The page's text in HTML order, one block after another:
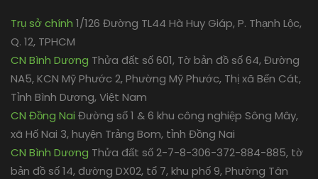
Trụ sở chính 1/126 Đường TL44 Hà Huy Giáp, P. Thạnh Lộc,
Q. 12, TPHCM
CN Bình Dương Thửa đất số 601, Tờ bản đồ số 64, Đường
NA5, KCN Mỹ Phước 2, Phường Mỹ Phước, Thị xã Bến Cát,
Tỉnh Bình Dương, Việt Nam
CN Đồng Nai Đường số 1 & 6 khu công nghiệp Sông Mây,
xã Hố Nai 3, huyện Trảng Bom, tỉnh Đồng Nai
CN Bình Dương Thửa đất số 2-7-8-306-372-884-885, tờ
bản đồ số 14, đường DX02, tổ 7, khu phố 9, Phường Tân